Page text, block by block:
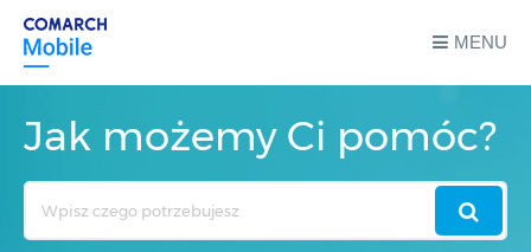
MENU
Jak możemy Ci pomóc?